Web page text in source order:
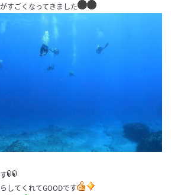
すごくなってきました
してくれてGOODです